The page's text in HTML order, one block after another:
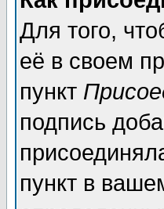
Для того,
её в своем
пункт
подпись
пункт в